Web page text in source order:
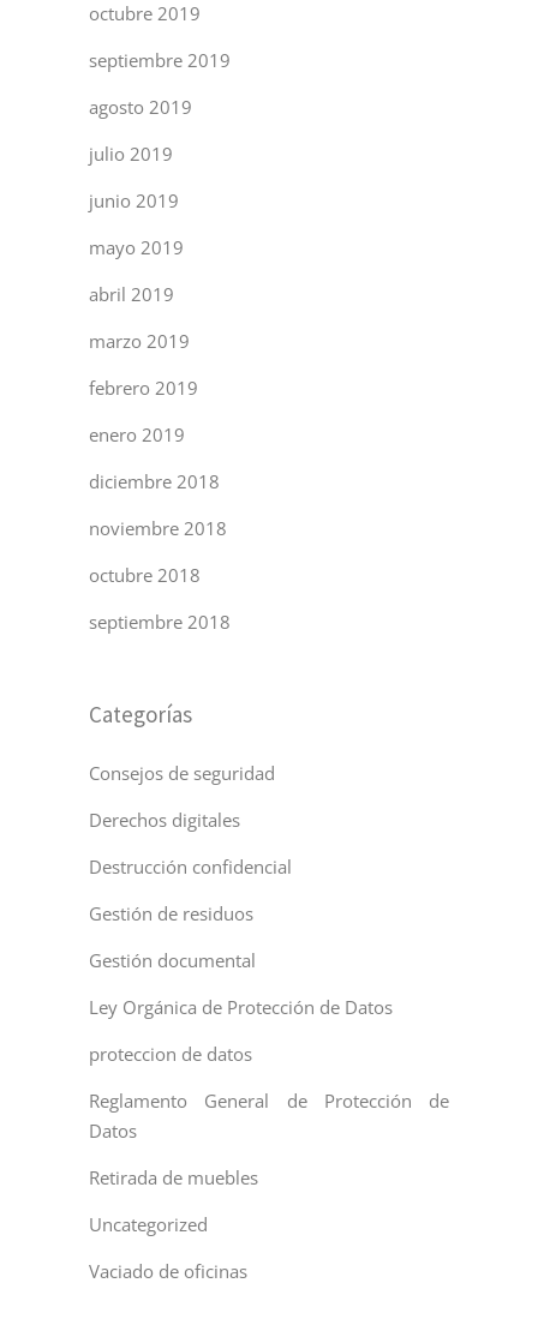
octubre 2019
septiembre 2019
agosto 2019
julio 2019
junio 2019
mayo 2019
abril 2019
marzo 2019
febrero 2019
enero 2019
diciembre 2018
noviembre 2018
octubre 2018
septiembre 2018
Categorías
Consejos de seguridad
Derechos digitales
Destrucción confidencial
Gestión de residuos
Gestión documental
Ley Orgánica de Protección de Datos
proteccion de datos
Reglamento General de Protección de
Datos
Retirada de muebles
Uncategorized
Vaciado de oficinas